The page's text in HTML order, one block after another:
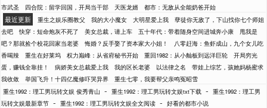
市武圣
四合院：留学回国，开局当干部 天医龙婿 都市：无敌从全能奶爸开始
最近更新 重生之娱乐圈教父 我的大小魔女 大明星爱上我
孽徒你无敌了，下山找你七个师姐
去吧
快穿：短命炮灰不死了 美女总裁，请上车 五十年代：带着随身空间进城奔小康
甩我是
吧？那就捡个校花回家当老婆
悔婚？反手娶了资本家大小姐！
八零赶海：鱼虾成山，九个女儿吃
香喝辣
重生在好莱坞 权力巅峰：从省府秘书开始 重回1982：从小舢板到远洋巨轮
开局穷光
蛋，赚钱全靠挂！
病娇美女总裁爱上我 我的区长老婆 以法律之名
带娃上综艺，孩她妈杨蜜求
我收敛
举国飞升！十四亿魔修吓哭异界
重生七零，我要帮父亲鸣冤昭雪
重生1992：理工男玩转文娱 俊秀青山 - 重生1992：理工男玩转文娱txt下载 - 重生1992：理工男
玩转文娱最新章节 - 重生1992：理工男玩转文娱全文阅读 - 好看的都市小说